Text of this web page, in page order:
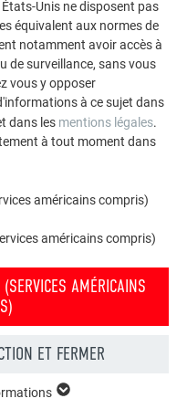
Unis ne disposent pas
équivalent aux normes de
notamment avoir accès à
de surveillance, sans vous
vous y opposer
à ce sujet dans
dans les mentions légales.
à tout moment dans
américains compris)
américains compris)
AMÉRICAINS
ET FERMER